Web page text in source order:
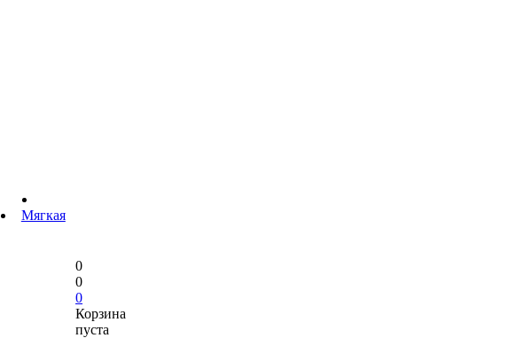
Мягкая
0
0
0
Корзина
пуста